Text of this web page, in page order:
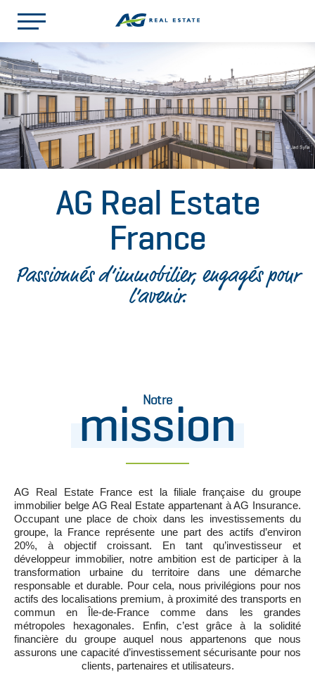
AG Real Estate
France
Passionnés d’immobilier, engagés pour
l’avenir.
Notre
mission
AG Real Estate France est la filiale française du groupe
immobilier belge AG Real Estate appartenant à AG Insurance.
Occupant une place de choix dans les investissements du
groupe, la France représente une part des actifs d’environ
20%, à objectif croissant. En tant qu’investisseur et
développeur immobilier, notre ambition est de participer à la
transformation urbaine du territoire dans une démarche
responsable et durable. Pour cela, nous privilégions pour nos
actifs des localisations premium, à proximité des transports en
commun en Île-de-France comme dans les grandes
métropoles hexagonales. Enfin, c’est grâce à la solidité
financière du groupe auquel nous appartenons que nous
assurons une capacité d’investissement sécurisante pour nos
clients, partenaires et utilisateurs.
Louvresses Development